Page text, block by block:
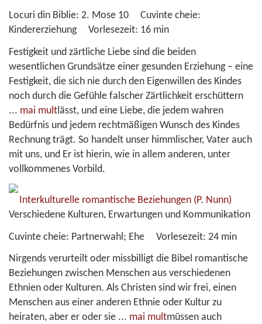
Locuri din Biblie: 2. Mose 10 Cuvinte cheie:
Kindererziehung Vorlesezeit: 16 min
Festigkeit und zärtliche Liebe sind die beiden
wesentlichen Grundsätze einer gesunden Erziehung – eine
Festigkeit, die sich nie durch den Eigenwillen des Kindes
noch durch die Gefühle falscher Zärtlichkeit erschüttern
... mai mult lässt, und eine Liebe, die jedem wahren
Bedürfnis und jedem rechtmäßigen Wunsch des Kindes
Rechnung trägt. So handelt unser himmlischer, Vater auch
mit uns, und Er ist hierin, wie in allem anderen, unter
vollkommenes Vorbild.
Interkulturelle romantische Beziehungen (P. Nunn)
Verschiedene Kulturen, Erwartungen und Kommunikation
Cuvinte cheie: Partnerwahl; Ehe Vorlesezeit: 24 min
Nirgends verurteilt oder missbilligt die Bibel romantische
Beziehungen zwischen Menschen aus verschiedenen
Ethnien oder Kulturen. Als Christen sind wir frei, einen
Menschen aus einer anderen Ethnie oder Kultur zu
heiraten, aber er oder sie ... mai multmüssen auch